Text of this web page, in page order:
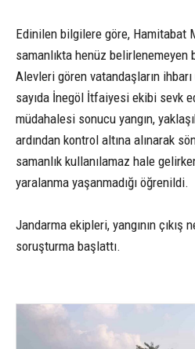
Edinilen bilgilere göre, Hamitabat
samanlıkta henüz belirlenemeyen
Alevleri gören vatandaşların
sayıda İnegöl İtfaiyesi ekibi sevk
müdahalesi sonucu yangın,
ardından kontrol altına alınarak
samanlık kullanılamaz hale
yaralanma yaşanmadığı öğrenildi.
Jandarma ekipleri, yangının
soruşturma başlattı.